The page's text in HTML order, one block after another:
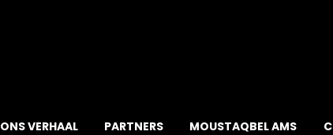
ONS VERHAAL PARTNERS MOUSTAQBEL AMS